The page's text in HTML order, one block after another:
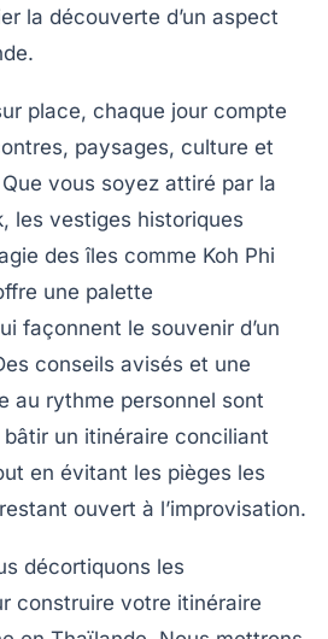
la découverte d’un aspect
place, chaque jour compte
paysages, culture et
vous soyez attiré par la
les vestiges historiques
des îles comme Koh Phi
une palette
façonnent le souvenir d’un
conseils avisés et une
au rythme personnel sont
un itinéraire conciliant
en évitant les pièges les
ouvert à l’improvisation.
décortiquons les
construire votre itinéraire